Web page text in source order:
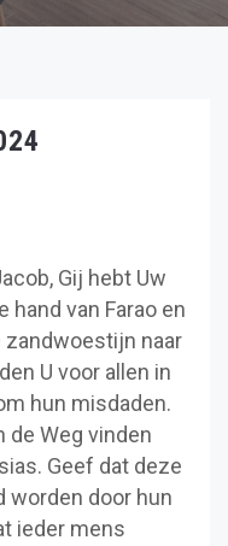
Gij hebt Uw
hand van Farao en
zandwoestijn naar
U voor allen in
hun misdaden.
de Weg vinden
Geef dat deze
worden door hun
ieder mens